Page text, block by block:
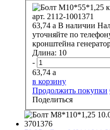
63,74 a В наличии
уточняйте по
Длина: 10
-
63,74 a
в корзину
Продолжить покупки
Поделиться